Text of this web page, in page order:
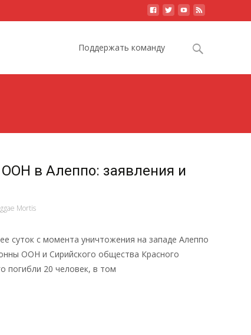
Поддержать команду
Search
в Алеппо: заявления и
Mortis
суток с момента уничтожения на западе Алеппо
ООН и Сирийского общества Красного
погибли 20 человек, в том